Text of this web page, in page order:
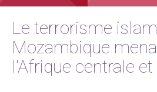
Le terrorisme
Mozambique
l'Afrique centrale